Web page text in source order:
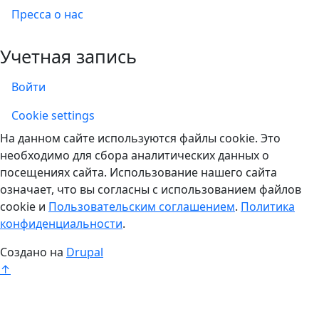
Пресса о нас
Учетная запись
Войти
Учетная запись
Cookie settings
На данном сайте используются файлы cookie. Это
необходимо для сбора аналитических данных о
посещениях сайта. Использование нашего сайта
означает, что вы согласны с использованием файлов
cookie и Пользовательским соглашением. Политика
конфиденциальности.
Создано на Drupal
↑